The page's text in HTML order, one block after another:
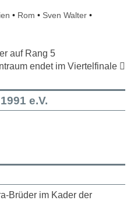
• Rom • Sven Walter •
auf Rang 5
endet im Viertelfinale
e.V.
Brüder im Kader der